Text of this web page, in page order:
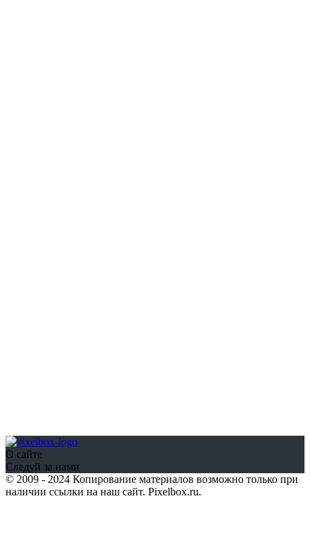
О сайте
Следуй за нами
© 2009 - 2024 Копирование материалов возможно только при
наличии ссылки на наш сайт. Pixelbox.ru.